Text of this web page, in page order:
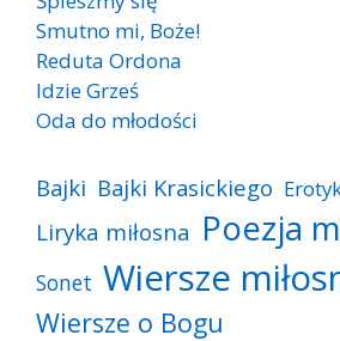
Smutno mi, Boże!
Reduta Ordona
Idzie Grześ
Oda do młodości
Bajki Bajki Krasickiego
Liryka miłosna Poezja
Sonet Wiersze
Wiersze o Bogu